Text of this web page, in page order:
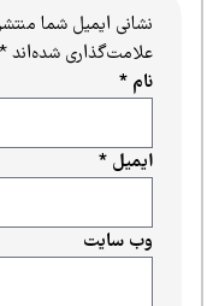
نشانی ایمیل شما منتشر
علامت‌گذاری شده‌اند*
ایمیل*
وب‌ سایت